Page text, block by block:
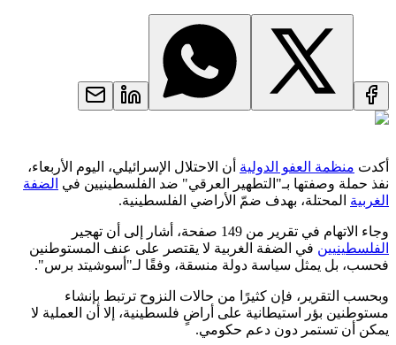
أكدت منظمة العفو الدوليةأن الاحتلال الإسرائيلي، اليوم الأربعاء،
نفذ حملة وصفتها بـ"التطهير العرقي" ضد الفلسطينيين في الضفة
الغربيةالمحتلة، بهدف ضمّ الأراضي الفلسطينية.
وجاء الاتهام في تقرير من 149 صفحة، أشار إلى أن تهجير
الفلسطينيينفي الضفة الغربية لا يقتصر على عنف المستوطنين
فحسب، بل يمثل سياسة دولة منسقة، وفقًا لـ"أسوشيتد برس".
وبحسب التقرير، فإن كثيرًا من حالات النزوح ترتبط بإنشاء
مستوطنين بؤر استيطانية على أراضٍ فلسطينية، إلا أن العملية لا
يمكن أن تستمر دون دعم حكومي.